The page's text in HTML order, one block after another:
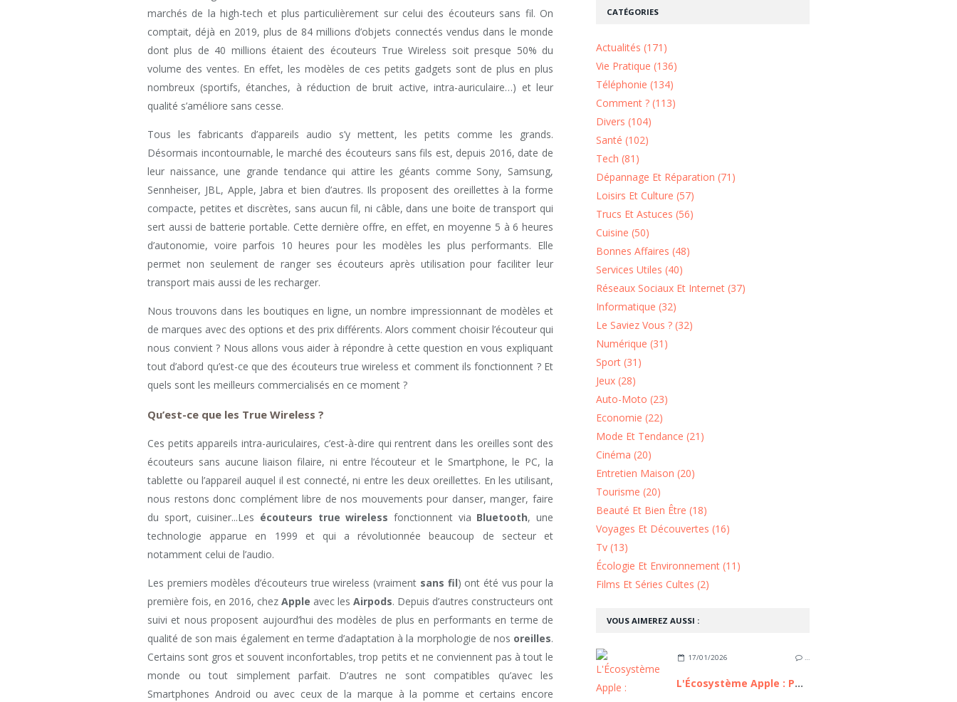
marchés de la high-tech et plus particulièrement sur celui des écouteurs sans fil. On
comptait, déjà en 2019, plus de 84 millions d’objets connectés vendus dans le monde
dont plus de 40 millions étaient des écouteurs True Wireless soit presque 50% du
volume des ventes. En effet, les modèles de ces petits gadgets sont de plus en plus
nombreux (sportifs, étanches, à réduction de bruit active, intra-auriculaire…) et leur
qualité s’améliore sans cesse.
Tous les fabricants d’appareils audio s’y mettent, les petits comme les grands.
Désormais incontournable, le marché des écouteurs sans fils est, depuis 2016, date de
leur naissance, une grande tendance qui attire les géants comme Sony, Samsung,
Sennheiser, JBL, Apple, Jabra et bien d’autres. Ils proposent des oreillettes à la forme
compacte, petites et discrètes, sans aucun fil, ni câble, dans une boite de transport qui
sert aussi de batterie portable. Cette dernière offre, en effet, en moyenne 5 à 6 heures
d’autonomie, voire parfois 10 heures pour les modèles les plus performants. Elle
permet non seulement de ranger ses écouteurs après utilisation pour faciliter leur
transport mais aussi de les recharger.
Nous trouvons dans les boutiques en ligne, un nombre impressionnant de modèles et
de marques avec des options et des prix différents. Alors comment choisir l’écouteur qui
nous convient ? Nous allons vous aider à répondre à cette question en vous expliquant
tout d’abord qu’est-ce que des écouteurs true wireless et comment ils fonctionnent ? Et
quels sont les meilleurs commercialisés en ce moment ?
Qu’est-ce que les True Wireless ?
Ces petits appareils intra-auriculaires, c’est-à-dire qui rentrent dans les oreilles sont des
écouteurs sans aucune liaison filaire, ni entre l’écouteur et le Smartphone, le PC, la
tablette ou l’appareil auquel il est connecté, ni entre les deux oreillettes. En les utilisant,
nous restons donc complément libre de nos mouvements pour danser, manger, faire
du sport, cuisiner...Les écouteurs true wireless fonctionnent via Bluetooth, une
technologie apparue en 1999 et qui a révolutionnée beaucoup de secteur et
notamment celui de l’audio.
Les premiers modèles d’écouteurs true wireless (vraiment sans fil) ont été vus pour la
première fois, en 2016, chez Apple avec les Airpods. Depuis d’autres constructeurs ont
suivi et nous proposent aujourd’hui des modèles de plus en performants en terme de
qualité de son mais également en terme d’adaptation à la morphologie de nos oreilles.
Certains sont gros et souvent inconfortables, trop petits et ne conviennent pas à tout le
monde ou tout simplement parfait. D’autres ne sont compatibles qu’avec les
Smartphones Android ou avec ceux de la marque à la pomme et certains encore
VOUS AIMEREZ AUSSI :
17/01/2026 …
L'Écosystème Apple : Pourquoi reste-t-il le maître incontesté de l'intégration technologique ?
CATÉGORIES
Actualités (171)
Vie Pratique (136)
Téléphonie (134)
Comment ? (113)
Divers (104)
Santé (102)
Tech (81)
Dépannage Et Réparation (71)
Loisirs Et Culture (57)
Trucs Et Astuces (56)
Cuisine (50)
Bonnes Affaires (48)
Services Utiles (40)
Réseaux Sociaux Et Internet (37)
Informatique (32)
Le Saviez Vous ? (32)
Numérique (31)
Sport (31)
Jeux (28)
Auto-Moto (23)
Economie (22)
Mode Et Tendance (21)
Cinéma (20)
Entretien Maison (20)
Tourisme (20)
Beauté Et Bien Être (18)
Voyages Et Découvertes (16)
Tv (13)
Écologie Et Environnement (11)
Films Et Séries Cultes (2)